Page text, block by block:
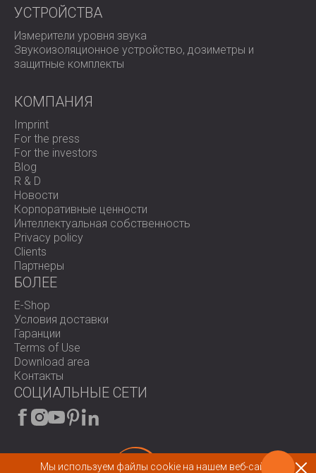
УСТРОЙСТВА
Измерители уровня звука
Звукоизоляционное устройство, дозиметры и
защитные комплекты
КОМПАНИЯ
Imprint
For the press
For the investors
Blog
R & D
Новости
Корпоративные ценности
Интеллектуальная собственность
Privacy policy
Clients
Партнеры
БОЛЕЕ
E-Shop
Условия доставки
Гаранции
Terms of Use
Download area
Контакты
СОЦИАЛЬНЫЕ СЕТИ
Мы используем файлы cookie на нашем веб-сайте.